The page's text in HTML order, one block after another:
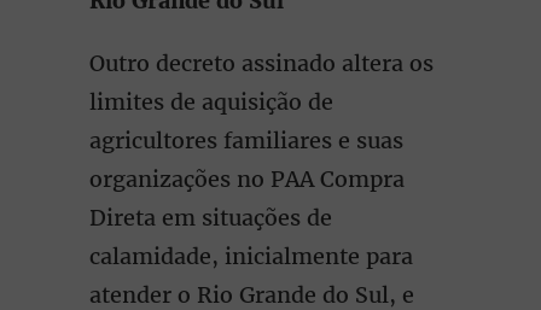
Outro decreto assinado altera os
limites de aquisição de
agricultores familiares e suas
organizações no PAA Compra
Direta em situações de
calamidade, inicialmente para
atender o Rio Grande do Sul, e